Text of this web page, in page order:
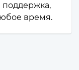
поддержка,
время.